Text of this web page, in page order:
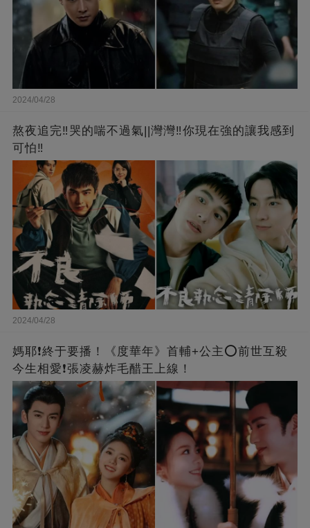
2024/04/28
熬夜追完‼️哭的喘不過氣||灣灣‼️你現在強的讓我感到
可怕‼️
2024/04/28
媽耶❗️終于要播！《度華年》首輔+公主⭕前世互殺
今生相愛❗張凌赫炸毛醋王上線！